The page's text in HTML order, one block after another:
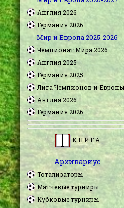
Англия 2026
Германия 2026
Мир и Европа 2025-2026
Чемпионат Мира 2026
Англия 2025
Германия 2025
Лига Чемпионов и Европы
Англия 2026
Германия 2026
К Н И Г А
Архивариус
Тотализаторы
Матчевые турниры
Кубковые турниры